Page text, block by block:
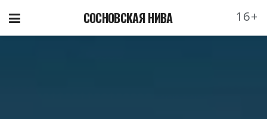
СОСНОВСКАЯ НИВА 16+